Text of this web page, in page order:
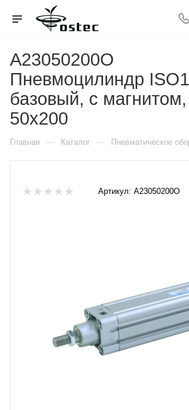
A23050200O
Пневмоцилиндр
базовый, с магнитом,
50x200
Главная — Каталог — Пневматическое
Артикул: A23050200O